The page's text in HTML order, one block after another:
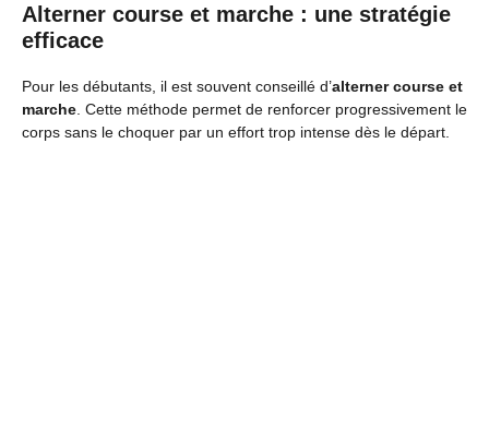
Alterner course et marche : une stratégie
efficace
Pour les débutants, il est souvent conseillé d’alterner course et
marche . Cette méthode permet de renforcer progressivement le
corps sans le choquer par un effort trop intense dès le départ.